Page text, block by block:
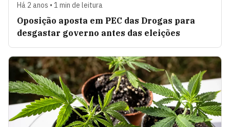
Há 2 anos • 1 min de leitura
Oposição aposta em PEC das Drogas para
desgastar governo antes das eleições